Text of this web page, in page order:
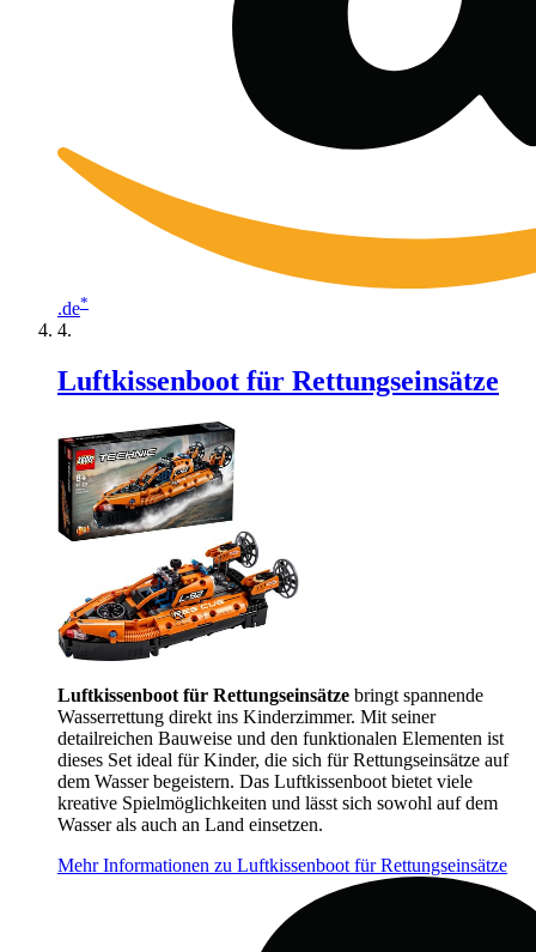
.de*
Luftkissenboot für Rettungseinsätze
Luftkissenboot für Rettungseinsätze bringt spannende
Wasserrettung direkt ins Kinderzimmer. Mit seiner
detailreichen Bauweise und den funktionalen Elementen ist
dieses Set ideal für Kinder, die sich für Rettungseinsätze auf
dem Wasser begeistern. Das Luftkissenboot bietet viele
kreative Spielmöglichkeiten und lässt sich sowohl auf dem
Wasser als auch an Land einsetzen.
Mehr Informationen zu Luftkissenboot für Rettungseinsätze